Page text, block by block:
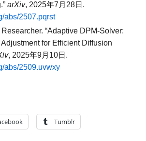
arXiv, 2025年7月28日.
abs/2507.pqrst
Researcher. “Adaptive DPM-Solver:
for Efficient Diffusion
, 2025年9月10日.
abs/2509.uvwxy
Tumblr